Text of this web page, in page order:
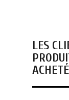
LES